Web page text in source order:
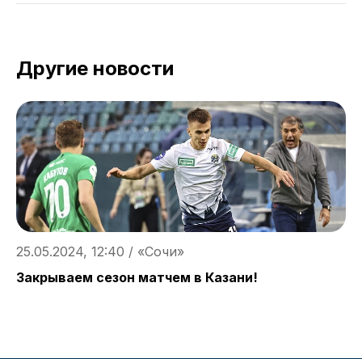
Другие новости
25.05.2024, 12:40 / «Сочи»
Закрываем сезон матчем в Казани!